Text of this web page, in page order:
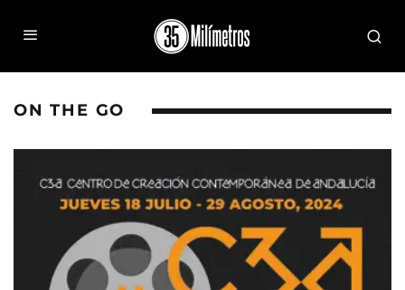
ON THE GO